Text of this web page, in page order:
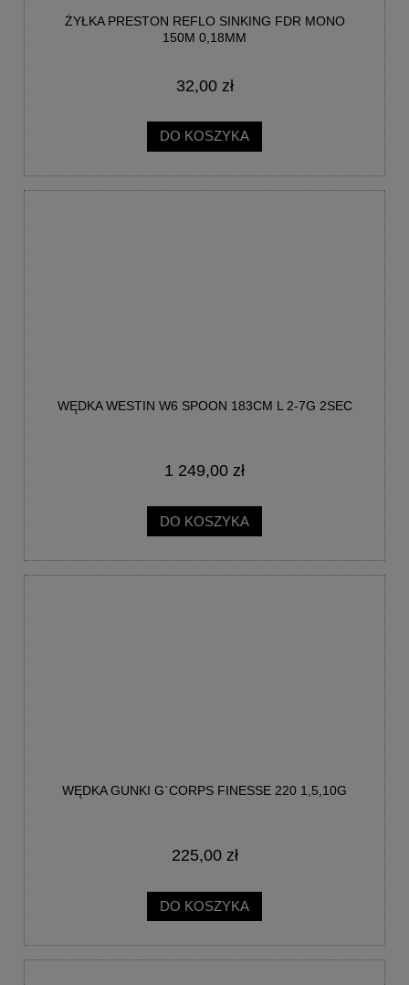
ŻYŁKA PRESTON REFLO SINKING FDR MONO
150M 0,18MM
32,00 zł
DO KOSZYKA
WĘDKA WESTIN W6 SPOON 183CM L 2-7G 2SEC
1 249,00 zł
DO KOSZYKA
WĘDKA GUNKI G`CORPS FINESSE 220 1,5,10G
225,00 zł
DO KOSZYKA